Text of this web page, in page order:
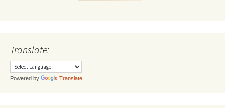
Translate:
Powered by Translate